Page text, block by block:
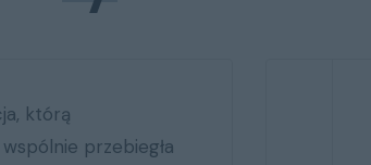
on-line w
usłudze